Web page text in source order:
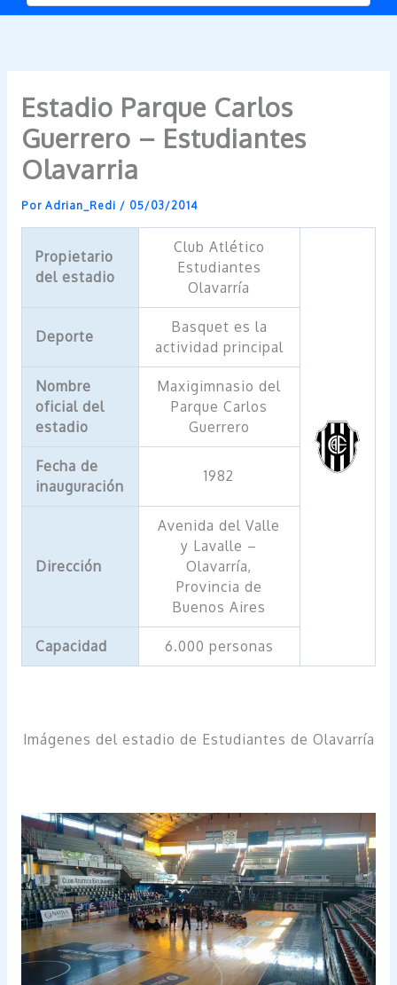
Estadio Parque Carlos
Guerrero – Estudiantes
Olavarria
Por Adrian_Redi / 05/03/2014
Propietario
del estadio
Club Atlético
Estudiantes
Olavarría
Deporte
Basquet es la
actividad principal
Nombre
oficial del
estadio
Maxigimnasio del
Parque Carlos
Guerrero
Fecha de
inauguración
1982
Dirección
Avenida del Valle
y Lavalle –
Olavarría,
Provincia de
Buenos Aires
Capacidad 6.000 personas
Imágenes del estadio de Estudiantes de Olavarría